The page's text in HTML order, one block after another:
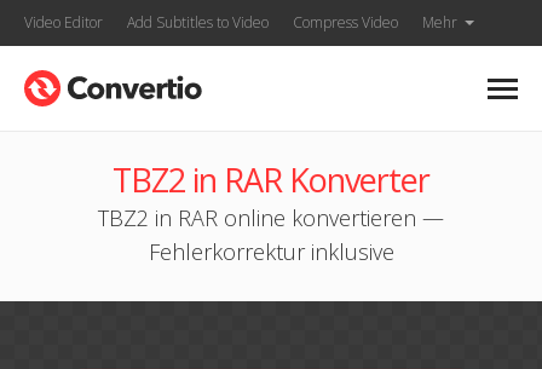
Video Editor Add Subtitles to Video Compress Video Mehr
TBZ2 in RAR Konverter
TBZ2 in RAR online konvertieren —
Fehlerkorrektur inklusive